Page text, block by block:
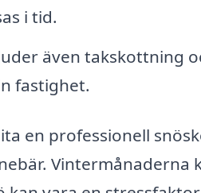
i tid.
även takskottning
fastighet.
en professionell
Vintermånaderna